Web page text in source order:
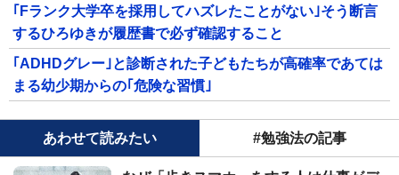
｢Fランク大学卒を採用してハズレたことがない｣そう断言
するひろゆきが履歴書で必ず確認すること
｢ADHDグレー｣と診断された子どもたちが高確率であては
まる幼少期からの｢危険な習慣｣
あわせて読みたい #勉強法の記事